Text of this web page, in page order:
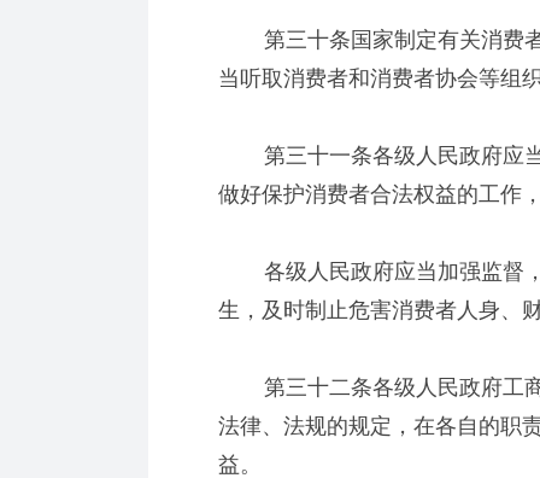
第三十条国家制定有关消费者
当听取消费者和消费者协会等组
第三十一条各级人民政府应当
做好保护消费者合法权益的工作
各级人民政府应当加强监督，
生，及时制止危害消费者人身、
第三十二条各级人民政府工商
法律、法规的规定，在各自的职
益。